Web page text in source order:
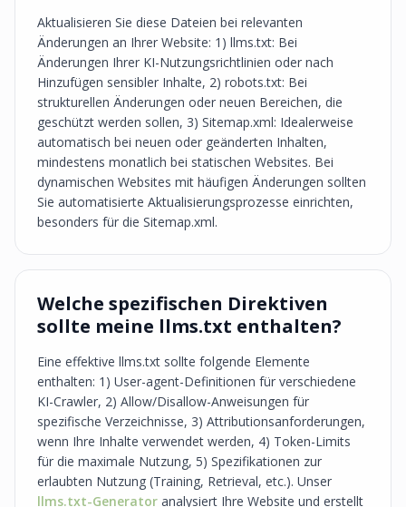
Aktualisieren Sie diese Dateien bei relevanten
Änderungen an Ihrer Website: 1) llms.txt: Bei
Änderungen Ihrer KI-Nutzungsrichtlinien oder nach
Hinzufügen sensibler Inhalte, 2) robots.txt: Bei
strukturellen Änderungen oder neuen Bereichen, die
geschützt werden sollen, 3) Sitemap.xml: Idealerweise
automatisch bei neuen oder geänderten Inhalten,
mindestens monatlich bei statischen Websites. Bei
dynamischen Websites mit häufigen Änderungen sollten
Sie automatisierte Aktualisierungsprozesse einrichten,
besonders für die Sitemap.xml.
Welche spezifischen Direktiven
sollte meine llms.txt enthalten?
Eine effektive llms.txt sollte folgende Elemente
enthalten: 1) User-agent-Definitionen für verschiedene
KI-Crawler, 2) Allow/Disallow-Anweisungen für
spezifische Verzeichnisse, 3) Attributionsanforderungen,
wenn Ihre Inhalte verwendet werden, 4) Token-Limits
für die maximale Nutzung, 5) Spezifikationen zur
erlaubten Nutzung (Training, Retrieval, etc.). Unser
llms.txt-Generator analysiert Ihre Website und erstellt